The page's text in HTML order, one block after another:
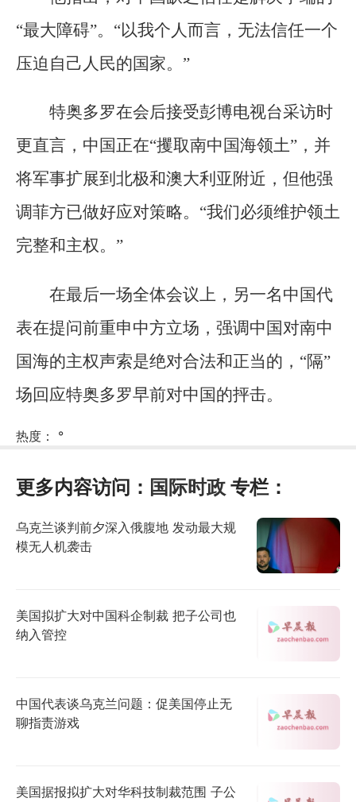
“最大障碍”。“以我个人而言，无法信任一个
压迫自己人民的国家。”
特奥多罗在会后接受彭博电视台采访时
更直言，中国正在“攫取南中国海领土”，并
将军事扩展到北极和澳大利亚附近，但他强
调菲方已做好应对策略。“我们必须维护领土
完整和主权。”
在最后一场全体会议上，另一名中国代
表在提问前重申中方立场，强调中国对南中
国海的主权声索是绝对合法和正当的，“隔”
场回应特奥多罗早前对中国的抨击。
热度： °
更多内容访问： 国际时政 专栏：
乌克兰谈判前夕深入俄腹地 发动最大规
模无人机袭击
美国拟扩大对中国科企制裁 把子公司也
纳入管控
中国代表谈乌克兰问题：促美国停止无
聊指责游戏
美国据报拟扩大对华科技制裁范围 子公